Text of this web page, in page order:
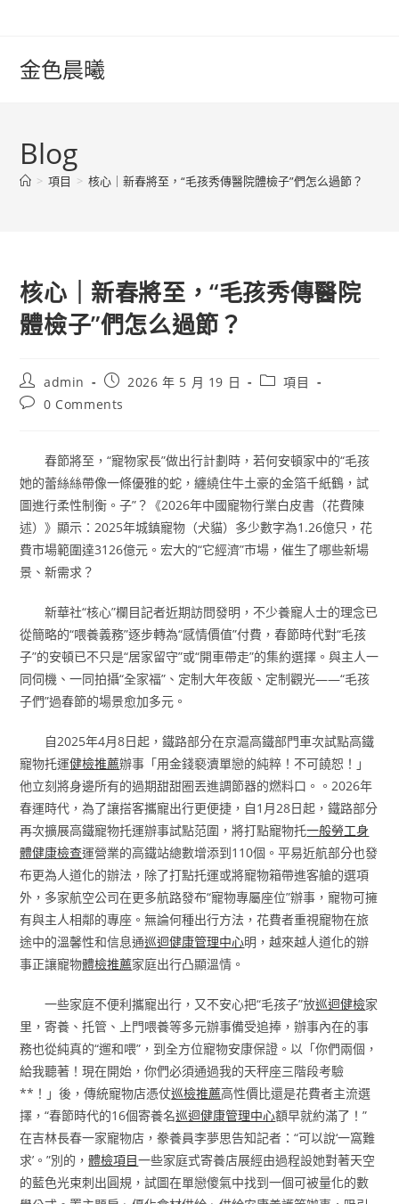
content金色晨曦
Blog
> 項目 > 核心｜新春將至，“毛孩秀傳醫院體檢子”們怎么過節？
核心｜新春將至，“毛孩秀傳醫院
體檢子”們怎么過節？
Post
author:
admin
Post
published:
2026 年 5 月 19 日
Post項目
Post0 Comments
春節將至，“寵物家長”做出行計劃時，若何安頓家中的“毛孩
她的蕾絲絲帶像一條優雅的蛇，纏繞住牛土豪的金箔千紙鶴，試
圖進行柔性制衡。子”？《2026年中國寵物行業白皮書（花費陳
述）》顯示：2025年城鎮寵物（犬貓）多少數字為1.26億只，花
費市場範圍達3126億元。宏大的“它經濟”市場，催生了哪些新場
景、新需求？
新華社“核心”欄目記者近期訪問發明，不少養寵人士的理念已
從簡略的“喂養義務”逐步轉為“感情價值”付費，春節時代對“毛孩
子”的安頓已不只是“居家留守”或“開車帶走”的集約選擇。與主人一
同伺機、一同拍攝“全家福”、定制大年夜飯、定制觀光——“毛孩
子們”過春節的場景愈加多元。
自2025年4月8日起，鐵路部分在京滬高鐵部門車次試點高鐵
寵物托運健檢推薦辦事「用金錢褻瀆單戀的純粹！不可饒恕！」
他立刻將身邊所有的過期甜甜圈丟進調節器的燃料口。。2026年
春運時代，為了讓搭客攜寵出行更便捷，自1月28日起，鐵路部分
再次擴展高鐵寵物托運辦事試點范圍，將打點寵物托一般勞工身
體健康檢查運營業的高鐵站總數增添到110個。平易近航部分也發
布更為人道化的辦法，除了打點托運或將寵物箱帶進客艙的選項
外，多家航空公司在更多航路發布“寵物專屬座位”辦事，寵物可擁
有與主人相鄰的專座。無論何種出行方法，花費者重視寵物在旅
途中的溫馨性和信息通巡迴健康管理中心明，越來越人道化的辦
事正讓寵物體檢推薦家庭出行凸顯溫情。
一些家庭不便利攜寵出行，又不安心把“毛孩子”放巡迴健檢家
里，寄養、托管、上門喂養等多元辦事備受追捧，辦事內在的事
務也從純真的“遛和喂”，到全方位寵物安康保證。以「你們兩個，
給我聽著！現在開始，你們必須通過我的天秤座三階段考驗
**！」後，傳統寵物店憑仗巡檢推薦高性價比還是花費者主流選
擇，“春節時代的16個寄養名巡迴健康管理中心額早就約滿了！”
在吉林長春一家寵物店，豢養員李夢思告知記者：“可以說‘一窩難
求’。”別的，體檢項目一些家庭式寄養店展經由過程設她對著天空
的藍色光束刺出圓規，試圖在單戀傻氣中找到一個可被量化的數